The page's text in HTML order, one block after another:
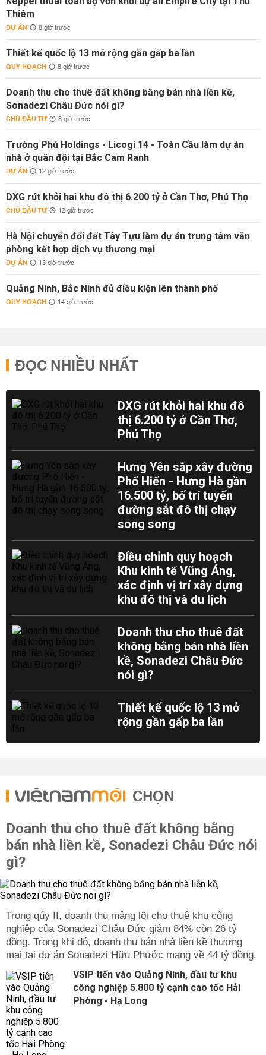
Thiêm
DỰ ÁN 8 giờ trước
Thiết kế quốc lộ 13 mở rộng gần gấp ba lần
QUY HOẠCH 8 giờ trước
Doanh thu cho thuê đất không bằng bán nhà liền kề,
Sonadezi Châu Đức nói gì?
CHỦ ĐẦU TƯ 8 giờ trước
Trường Phú Holdings - Licogi 14 - Toàn Cầu làm dự án
nhà ở quân đội tại Bắc Cam Ranh
DỰ ÁN 12 giờ trước
DXG rút khỏi hai khu đô thị 6.200 tỷ ở Cần Thơ, Phú Thọ
CHỦ ĐẦU TƯ 12 giờ trước
Hà Nội chuyển đổi đất Tây Tựu làm dự án trung tâm văn
phòng kết hợp dịch vụ thương mại
DỰ ÁN 13 giờ trước
Quảng Ninh, Bắc Ninh đủ điều kiện lên thành phố
QUY HOẠCH 14 giờ trước
ĐỌC NHIỀU NHẤT
DXG rút khỏi hai khu đô
thị 6.200 tỷ ở Cần Thơ,
Phú Thọ
Hưng Yên sắp xây đường
Phố Hiến - Hưng Hà gần
16.500 tỷ, bố trí tuyến
đường sắt đô thị chạy
song song
Điều chỉnh quy hoạch
Khu kinh tế Vũng Áng,
xác định vị trí xây dựng
khu đô thị và du lịch
Doanh thu cho thuê đất
không bằng bán nhà liền
kề, Sonadezi Châu Đức
nói gì?
Thiết kế quốc lộ 13 mở
rộng gần gấp ba lần
CHỌN
Doanh thu cho thuê đất không bằng
bán nhà liền kề, Sonadezi Châu Đức nói
gì?
Trong qúy II, doanh thu mảng lõi cho thuê khu công
nghiệp của Sonadezi Châu Đức giảm 84% còn 26 tỷ
đồng. Trong khi đó, doanh thu bán nhà liền kề thương
mại tại dự án Sonadezi Hữu Phước mang về 44 tỷ đồng.
VSIP tiến vào Quảng Ninh, đầu tư khu
công nghiệp 5.800 tỷ cạnh cao tốc Hải
Phòng - Hạ Long